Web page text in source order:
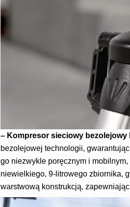
– Kompresor sieciowy bezolejowy
bezolejowej technologii,
go niezwykle poręcznym i
niewielkiego, 9-litrowego zbiornika,
warstwową konstrukcją,